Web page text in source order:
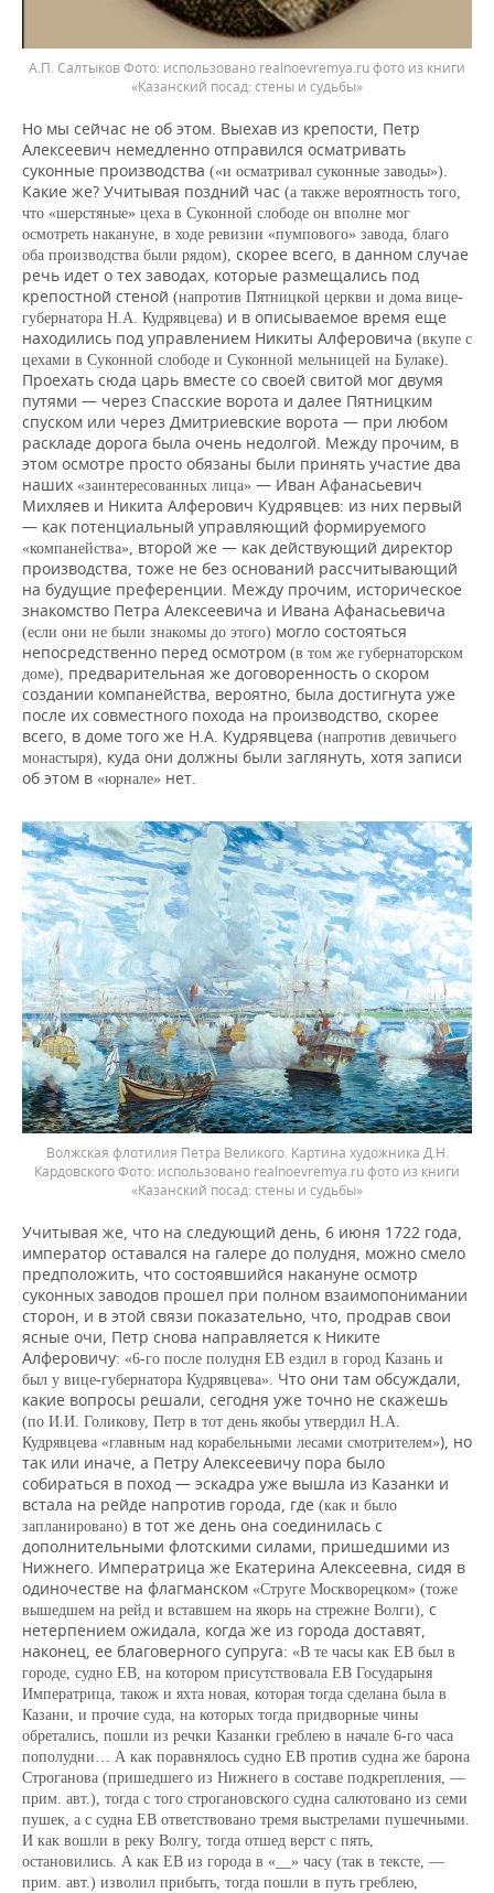
А.П. Салтыков
использовано realnoevremya.ru фото из книги
«Казанский посад: стены и судьбы»
Но мы сейчас не об этом. Выехав из крепости, Петр
Алексеевич немедленно отправился осматривать
суконные производства («и осматривал суконные заводы»).
Какие же? Учитывая поздний час (а также вероятность того,
что «шерстяные» цеха в Суконной слободе он вполне мог
осмотреть накануне, в ходе ревизии «пумпового» завода, благо
оба производства были рядом), скорее всего, в данном случае
речь идет о тех заводах, которые размещались под
крепостной стеной (напротив Пятницкой церкви и дома вице-
губернатора Н.А. Кудрявцева) и в описываемое время еще
находились под управлением Никиты Алферовича (вкупе с
цехами в Суконной слободе и Суконной мельницей на Булаке).
Проехать сюда царь вместе со своей свитой мог двумя
путями — через Спасские ворота и далее Пятницким
спуском или через Дмитриевские ворота — при любом
раскладе дорога была очень недолгой. Между прочим, в
этом осмотре просто обязаны были принять участие два
наших «заинтересованных лица» — Иван Афанасьевич
Михляев и Никита Алферович Кудрявцев: из них первый
— как потенциальный управляющий формируемого
«компанейства», второй же — как действующий директор
производства, тоже не без оснований рассчитывающий
на будущие преференции. Между прочим, историческое
знакомство Петра Алексеевича и Ивана Афанасьевича
(если они не были знакомы до этого) могло состояться
непосредственно перед осмотром (в том же губернаторском
доме), предварительная же договоренность о скором
создании компанейства, вероятно, была достигнута уже
после их совместного похода на производство, скорее
всего, в доме того же Н.А. Кудрявцева (напротив девичьего
монастыря), куда они должны были заглянуть, хотя записи
об этом в «юрнале» нет.
Волжская флотилия Петра Великого. Картина художника Д.Н.
Кардовского
использовано realnoevremya.ru фото из книги
«Казанский посад: стены и судьбы»
Учитывая же, что на следующий день, 6 июня 1722 года,
император оставался на галере до полудня, можно смело
предположить, что состоявшийся накануне осмотр
суконных заводов прошел при полном взаимопонимании
сторон, и в этой связи показательно, что, продрав свои
ясные очи, Петр снова направляется к Никите
Алферовичу: «6-го после полудня ЕВ ездил в город Казань и
был у вице-губернатора Кудрявцева». Что они там обсуждали,
какие вопросы решали, сегодня уже точно не скажешь
(по И.И. Голикову, Петр в тот день якобы утвердил Н.А.
Кудрявцева «главным над корабельными лесами смотрителем»), но
так или иначе, а Петру Алексеевичу пора было
собираться в поход — эскадра уже вышла из Казанки и
встала на рейде напротив города, где (как и было
запланировано) в тот же день она соединилась с
дополнительными флотскими силами, пришедшими из
Нижнего. Императрица же Екатерина Алексеевна, сидя в
одиночестве на флагманском «Струге Москворецком» (тоже
вышедшем на рейд и вставшем на якорь на стрежне Волги), с
нетерпением ожидала, когда же из города доставят,
наконец, ее благоверного супруга: «В те часы как ЕВ был в
городе, судно ЕВ, на котором присутствовала ЕВ Государыня
Императрица, також и яхта новая, которая тогда сделана была в
Казани, и прочие суда, на которых тогда придворные чины
обретались, пошли из речки Казанки греблею в начале 6-го часа
пополудни… А как поравнялось судно ЕВ против судна же барона
Строганова (пришедшего из Нижнего в составе подкрепления, —
прим. авт.), тогда с того строгановского судна салютовано из семи
пушек, а с судна ЕВ ответствовано тремя выстрелами пушечными.
И как вошли в реку Волгу, тогда отшед верст с пять,
остановились. А как ЕВ из города в «__» часу (так в тексте, —
прим. авт.) изволил прибыть, тогда пошли в путь греблею,